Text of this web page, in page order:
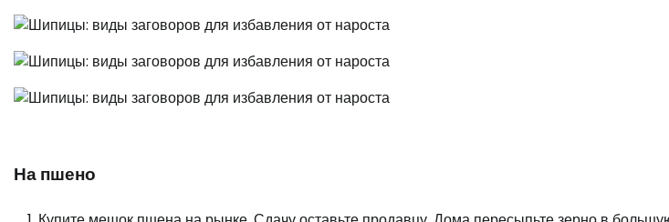
На пшено